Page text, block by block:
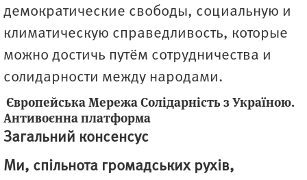
демократические свободы, социальную и
климатическую справедливость, которые
можно достичь путём сотрудничества и
солидарности между народами.
Європейська Мережа Солідарність з Україною.
Антивоєнна платформа
Загальний консенсус
Ми, спільнота громадських рухів,